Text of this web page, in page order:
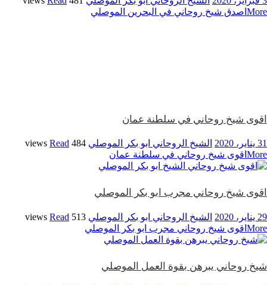
More اصدق شيخ روحاني في البحرين الموصلي
اقوى شيخ روحاني في سلطنة عمان
31 يناير، 2020 الشيخ الروحاني ابو بكر الموصلي 484 views
Read
More اقوى شيخ روحاني في سلطنة عمان
اقوى شيخ روحاني مجرب ابو بكر الموصلي
29 يناير، 2020 الشيخ الروحاني ابو بكر الموصلي 513 views
Read
More اقوى شيخ روحاني مجرب ابو بكر الموصلي
شيخ روحاني يبرهن بقوة العمل الموصلي